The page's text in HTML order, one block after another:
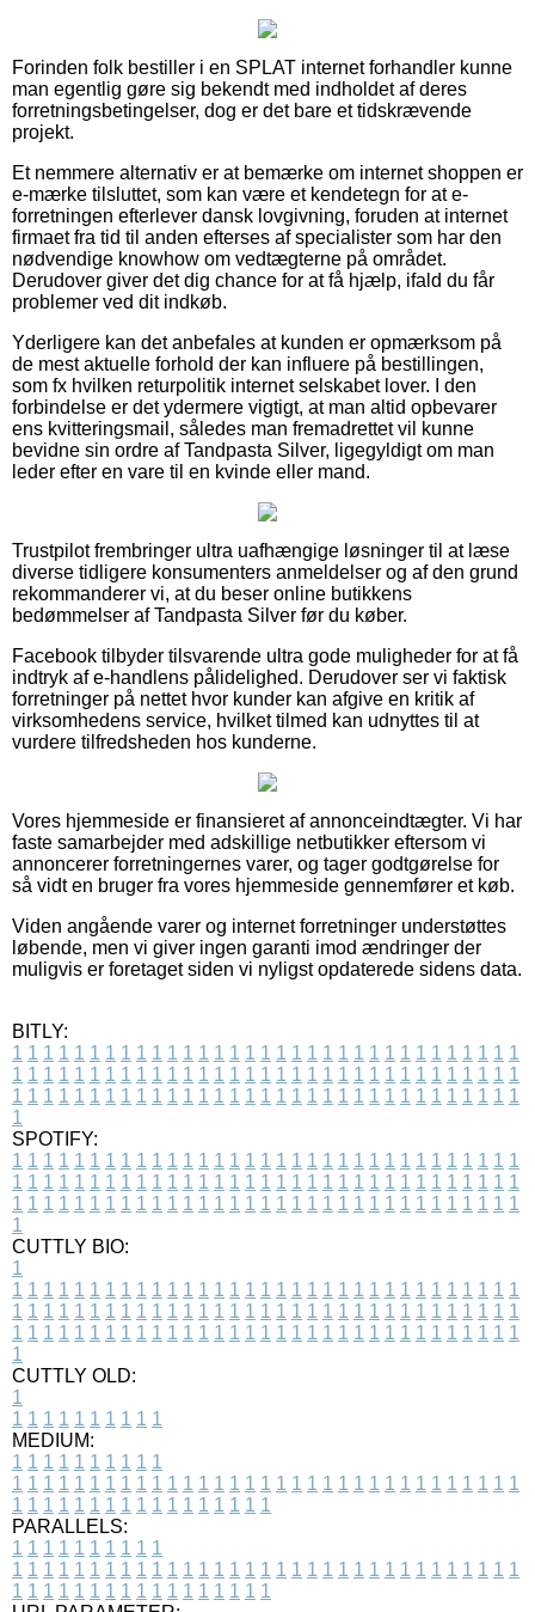
Forinden folk bestiller i en SPLAT internet forhandler kunne
man egentlig gøre sig bekendt med indholdet af deres
forretningsbetingelser, dog er det bare et tidskrævende
projekt.
Et nemmere alternativ er at bemærke om internet shoppen er
e-mærke tilsluttet, som kan være et kendetegn for at e-
forretningen efterlever dansk lovgivning, foruden at internet
firmaet fra tid til anden efterses af specialister som har den
nødvendige knowhow om vedtægterne på området.
Derudover giver det dig chance for at få hjælp, ifald du får
problemer ved dit indkøb.
Yderligere kan det anbefales at kunden er opmærksom på
de mest aktuelle forhold der kan influere på bestillingen,
som fx hvilken returpolitik internet selskabet lover. I den
forbindelse er det ydermere vigtigt, at man altid opbevarer
ens kvitteringsmail, således man fremadrettet vil kunne
bevidne sin ordre af Tandpasta Silver, ligegyldigt om man
leder efter en vare til en kvinde eller mand.
Trustpilot frembringer ultra uafhængige løsninger til at læse
diverse tidligere konsumenters anmeldelser og af den grund
rekommanderer vi, at du beser online butikkens
bedømmelser af Tandpasta Silver før du køber.
Facebook tilbyder tilsvarende ultra gode muligheder for at få
indtryk af e-handlens pålidelighed. Derudover ser vi faktisk
forretninger på nettet hvor kunder kan afgive en kritik af
virksomhedens service, hvilket tilmed kan udnyttes til at
vurdere tilfredsheden hos kunderne.
Vores hjemmeside er finansieret af annonceindtægter. Vi har
faste samarbejder med adskillige netbutikker eftersom vi
annoncerer forretningernes varer, og tager godtgørelse for
så vidt en bruger fra vores hjemmeside gennemfører et køb.
Viden angående varer og internet forretninger understøttes
løbende, men vi giver ingen garanti imod ændringer der
muligvis er foretaget siden vi nyligst opdaterede sidens data.
BITLY:
1 1 1 1 1 1 1 1 1 1 1 1 1 1 1 1 1 1 1 1 1 1 1 1 1 1 1 1 1 1 1 1 1
1 1 1 1 1 1 1 1 1 1 1 1 1 1 1 1 1 1 1 1 1 1 1 1 1 1 1 1 1 1 1 1 1
1 1 1 1 1 1 1 1 1 1 1 1 1 1 1 1 1 1 1 1 1 1 1 1 1 1 1 1 1 1 1 1 1
1
SPOTIFY:
1 1 1 1 1 1 1 1 1 1 1 1 1 1 1 1 1 1 1 1 1 1 1 1 1 1 1 1 1 1 1 1 1
1 1 1 1 1 1 1 1 1 1 1 1 1 1 1 1 1 1 1 1 1 1 1 1 1 1 1 1 1 1 1 1 1
1 1 1 1 1 1 1 1 1 1 1 1 1 1 1 1 1 1 1 1 1 1 1 1 1 1 1 1 1 1 1 1 1
1
CUTTLY BIO:
1
1 1 1 1 1 1 1 1 1 1 1 1 1 1 1 1 1 1 1 1 1 1 1 1 1 1 1 1 1 1 1 1 1
1 1 1 1 1 1 1 1 1 1 1 1 1 1 1 1 1 1 1 1 1 1 1 1 1 1 1 1 1 1 1 1 1
1 1 1 1 1 1 1 1 1 1 1 1 1 1 1 1 1 1 1 1 1 1 1 1 1 1 1 1 1 1 1 1 1
1
CUTTLY OLD:
1
1 1 1 1 1 1 1 1 1 1
MEDIUM:
1 1 1 1 1 1 1 1 1 1
1 1 1 1 1 1 1 1 1 1 1 1 1 1 1 1 1 1 1 1 1 1 1 1 1 1 1 1 1 1 1 1 1
1 1 1 1 1 1 1 1 1 1 1 1 1 1 1 1 1
PARALLELS:
1 1 1 1 1 1 1 1 1 1
1 1 1 1 1 1 1 1 1 1 1 1 1 1 1 1 1 1 1 1 1 1 1 1 1 1 1 1 1 1 1 1 1
1 1 1 1 1 1 1 1 1 1 1 1 1 1 1 1 1